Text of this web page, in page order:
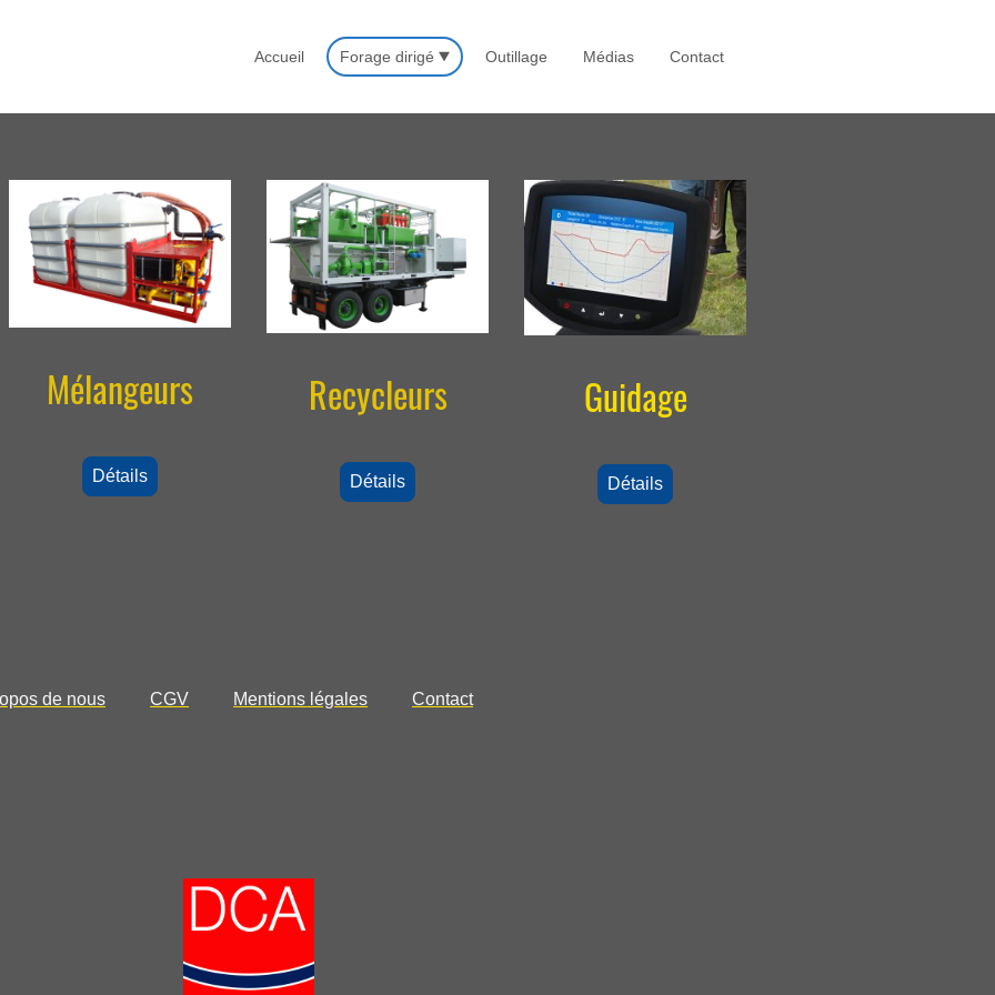
Accueil Forage dirigé Outillage Médias Contact
Mélangeurs
Détails
Recycleurs
Détails
Guidage
Détails
de nous CGV Mentions légales Contact